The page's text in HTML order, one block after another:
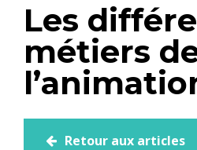
Les
métiers
Retour aux articles